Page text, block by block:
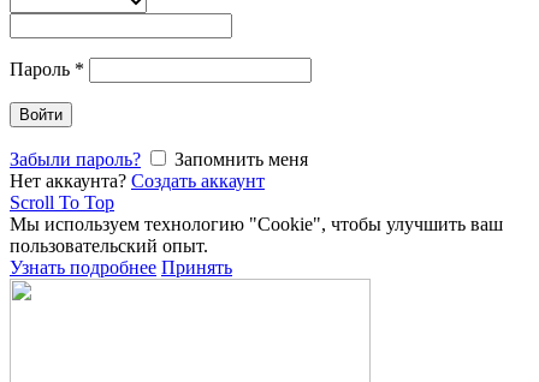
Пароль *
Войти
Забыли пароль?
Запомнить меня
Нет аккаунта? Создать аккаунт
Scroll To Top
Мы используем технологию "Cookie", чтобы улучшить ваш
пользовательский опыт.
Узнать подробнее Принять